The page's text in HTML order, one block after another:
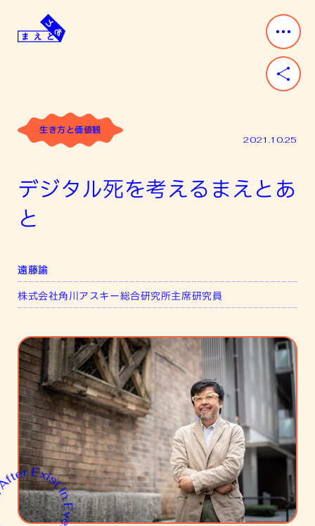
content
と
と
「後」
る。
生き方と価値観
2021.10.25
デジタル死を考えるまえとあ
と
遠藤諭
株式会社角川アスキー総合研究所主席研究員